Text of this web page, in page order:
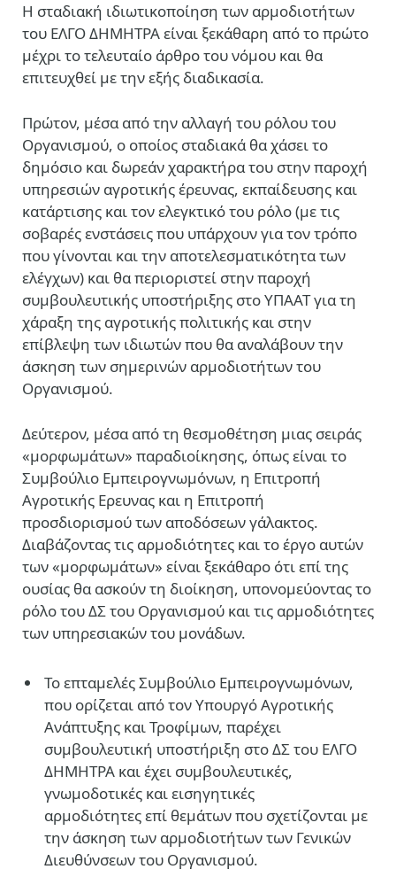
Η σταδιακή ιδιωτικοποίηση των αρμοδιοτήτων
του ΕΛΓΟ ΔΗΜΗΤΡΑ είναι ξεκάθαρη από το πρώτο
μέχρι το τελευταίο άρθρο του νόμου και θα
επιτευχθεί με την εξής διαδικασία.
Πρώτον, μέσα από την αλλαγή του ρόλου του
Οργανισμού, ο οποίος σταδιακά θα χάσει το
δημόσιο και δωρεάν χαρακτήρα του στην παροχή
υπηρεσιών αγροτικής έρευνας, εκπαίδευσης και
κατάρτισης και τον ελεγκτικό του ρόλο (με τις
σοβαρές ενστάσεις που υπάρχουν για τον τρόπο
που γίνονται και την αποτελεσματικότητα των
ελέγχων) και θα περιοριστεί στην παροχή
συμβουλευτικής υποστήριξης στο ΥΠΑΑΤ για τη
χάραξη της αγροτικής πολιτικής και στην
επίβλεψη των ιδιωτών που θα αναλάβουν την
άσκηση των σημερινών αρμοδιοτήτων του
Οργανισμού.
Δεύτερον, μέσα από τη θεσμοθέτηση μιας σειράς
«μορφωμάτων» παραδιοίκησης, όπως είναι το
Συμβούλιο Εμπειρογνωμόνων, η Επιτροπή
Αγροτικής Ερευνας και η Επιτροπή
προσδιορισμού των αποδόσεων γάλακτος.
Διαβάζοντας τις αρμοδιότητες και το έργο αυτών
των «μορφωμάτων» είναι ξεκάθαρο ότι επί της
ουσίας θα ασκούν τη διοίκηση, υπονομεύοντας το
ρόλο του ΔΣ του Οργανισμού και τις αρμοδιότητες
των υπηρεσιακών του μονάδων.
Το επταμελές Συμβούλιο Εμπειρογνωμόνων,
που ορίζεται από τον Υπουργό Αγροτικής
Ανάπτυξης και Τροφίμων, παρέχει
συμβουλευτική υποστήριξη στο ΔΣ του ΕΛΓΟ
ΔΗΜΗΤΡΑ και έχει συμβουλευτικές,
γνωμοδοτικές και εισηγητικές
αρμοδιότητες επί θεμάτων που σχετίζονται με
την άσκηση των αρμοδιοτήτων των Γενικών
Διευθύνσεων του Οργανισμού.